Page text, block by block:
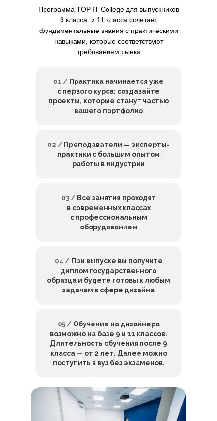
Программа TOP IT College для выпускников
9 класса и 11 класса сочетает
фундаментальные знания с практическими
навыками, которые соответствуют
требованиям рынка
01 / Практика начинается уже
с первого курса: создавайте
проекты, которые станут частью
вашего портфолио
02 / Преподаватели — эксперты-
практики с большим опытом
работы в индустрии
03 / Все занятия проходят
в современных классах
с профессиональным
оборудованием
04 / При выпуске вы получите
диплом государственного
образца и будете готовы к любым
задачам в сфере дизайна
05 / Обучение на дизайнера
возможно на базе 9 и 11 классов.
Длительность обучения после 9
класса — от 2 лет. Далее можно
поступить в вуз без экзаменов.